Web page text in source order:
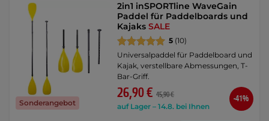
Sonderangebot
2in1 inSPORTline WaveGain
Paddel für Paddelboards und
KajaksSALE
5 (10)
Universalpaddel für Paddelboard und
Kajak, verstellbare Abmessungen, T-
Bar-Griff.
26,90 € 45,90 €
auf Lager – 14.8. bei Ihnen
-41%